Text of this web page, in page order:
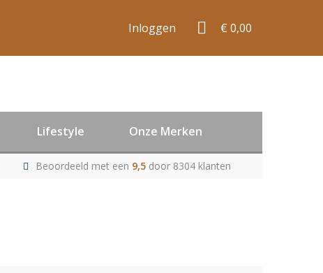
Inloggen € 0,00
Lifestyle Onze Merken
Beoordeeld met een 9,5 door 8304 klanten